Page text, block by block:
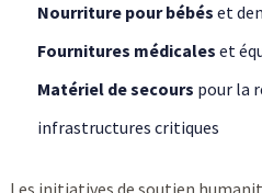
Nourriture pour bébés et
Fournitures médicales et
Matériel de secours pour la
infrastructures critiques
Les initiatives de soutien